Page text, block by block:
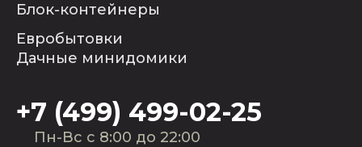
Блок-контейнеры
Евробытовки
Дачные минидомики
+7 (499) 499-02-25
Пн-Вс с 8:00 до 22:00